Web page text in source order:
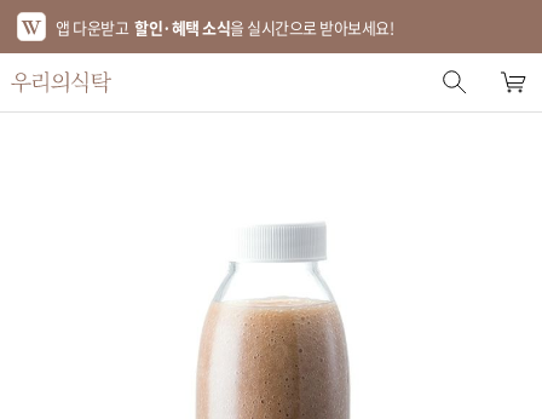
앱 다운받고 할인·혜택 소식을 실시간으로 받아보세요!
신상품
기획전